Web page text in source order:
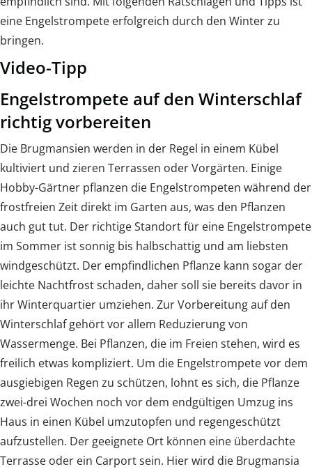
eine Engelstrompete erfolgreich durch den Winter zu
bringen.
Video-Tipp
Engelstrompete auf den Winterschlaf
richtig vorbereiten
Die Brugmansien werden in der Regel in einem Kübel
kultiviert und zieren Terrassen oder Vorgärten. Einige
Hobby-Gärtner pflanzen die Engelstrompeten während der
frostfreien Zeit direkt im Garten aus, was den Pflanzen
auch gut tut. Der richtige Standort für eine Engelstrompete
im Sommer ist sonnig bis halbschattig und am liebsten
windgeschützt. Der empfindlichen Pflanze kann sogar der
leichte Nachtfrost schaden, daher soll sie bereits davor in
ihr Winterquartier umziehen. Zur Vorbereitung auf den
Winterschlaf gehört vor allem Reduzierung von
Wassermenge. Bei Pflanzen, die im Freien stehen, wird es
freilich etwas kompliziert. Um die Engelstrompete vor dem
ausgiebigen Regen zu schützen, lohnt es sich, die Pflanze
zwei-drei Wochen noch vor dem endgültigen Umzug ins
Haus in einen Kübel umzutopfen und regengeschützt
aufzustellen. Der geeignete Ort können eine überdachte
Terrasse oder ein Carport sein. Hier wird die Brugmansia